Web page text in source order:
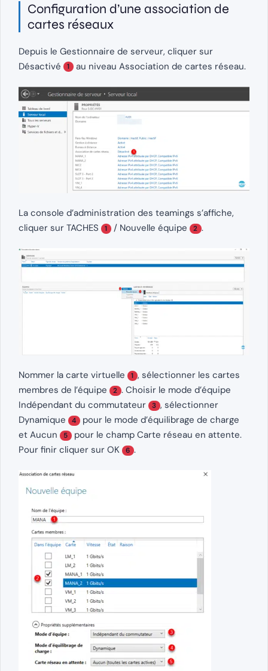
Configuration d’une association de
cartes réseaux
Depuis le Gestionnaire de serveur, cliquer sur
Désactivé
1 au niveau Association de cartes réseau.
La console d’administration des teamings s’affiche,
cliquer sur TACHES
1 / Nouvelle équipe 2 .
Nommer la carte virtuelle 1 , sélectionner les cartes
membres de l’équipe
2 . Choisir le mode d’équipe
Indépendant du commutateur
3 , sélectionner
Dynamique
4 pour le mode d’équilibrage de charge
et Aucun
5 pour le champ Carte réseau en attente.
Pour finir cliquer sur OK
6 .